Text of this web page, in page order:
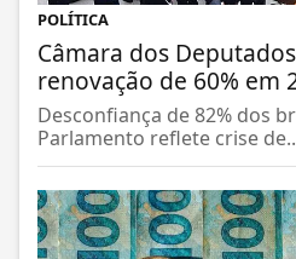
POLÍTICA
Câmara dos
renovação de 60% em
Desconfiança de 82% dos
Parlamento reflete crise